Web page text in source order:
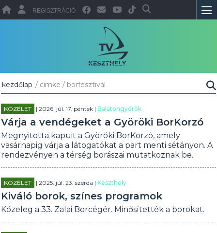
REGISZTRÁCIÓ
kezdőlap / cimke / borfesztivál
KÖZÉLET | 2026. júl. 17. péntek |Balatongyörök
Várja a vendégeket a Györöki BorKorzó
Megnyitotta kapuit a Györöki BorKorzó, amely
vasárnapig várja a látogatókat a part menti sétányon. A
rendezvényen a térség borászai mutatkoznak be.
KÖZÉLET | 2025. júl. 23. szerda |Keszthely
Kiváló borok, színes programok
Közeleg a 33. Zalai Borcégér. Minősítették a borokat.